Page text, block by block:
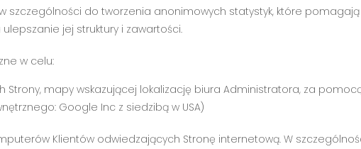
szczególności do tworzenia anonimowych statystyk, które
jej struktury i zawartości.
w celu:
mapy wskazującej lokalizację biura Administratora, za
Google Inc z siedzibą w USA)
Klientów odwiedzających Stronę internetową. W